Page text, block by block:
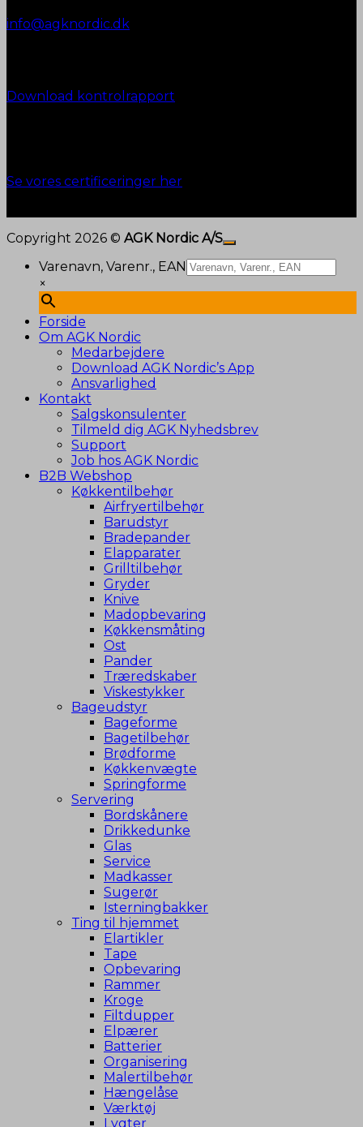
info@agknordic.dk
Download kontrolrapport
Se vores certificeringer her
Copyright 2026 © AGK Nordic A/S
Varenavn, Varenr., EAN
×
Forside
Om AGK Nordic
Medarbejdere
Download AGK Nordic’s App
Ansvarlighed
Kontakt
Salgskonsulenter
Tilmeld dig AGK Nyhedsbrev
Support
Job hos AGK Nordic
B2B Webshop
Køkkentilbehør
Airfryertilbehør
Barudstyr
Bradepander
Elapparater
Grilltilbehør
Gryder
Knive
Madopbevaring
Køkkensmåting
Ost
Pander
Træredskaber
Viskestykker
Bageudstyr
Bageforme
Bagetilbehør
Brødforme
Køkkenvægte
Springforme
Servering
Bordskånere
Drikkedunke
Glas
Service
Madkasser
Sugerør
Isterningbakker
Ting til hjemmet
Elartikler
Tape
Opbevaring
Rammer
Kroge
Filtdupper
Elpærer
Batterier
Organisering
Malertilbehør
Hængelåse
Værktøj
Lygter